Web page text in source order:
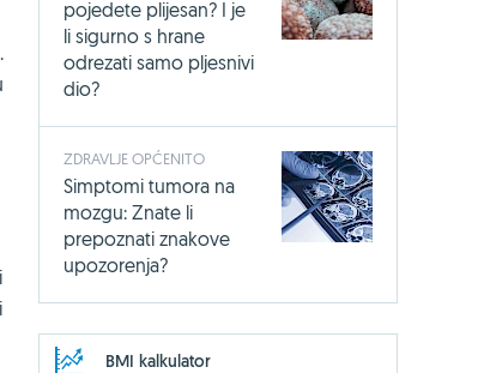
pojedete plijesan? I je
li sigurno s hrane
odrezati samo pljesnivi
dio?
ZDRAVLJE OPĆENITO
Simptomi tumora na
mozgu: Znate li
prepoznati znakove
upozorenja?
BMI kalkulator